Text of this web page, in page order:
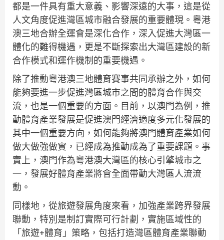
都是一件具有重大意義、影響深遠的大事，這是從
人文角度促進灣區城市融合發展的重要體現。粵港
澳三地合辦全運會是深化合作，深入促進大灣區一
體化的難得機遇，更是不斷探索出大灣區建設的新
合作模式和運作機制的重要機遇。
除了推動粵港澳三地體育賽事共同承辦之外，如何
能夠要進一步促進灣區城市之間的體育合作與交
流，也是一個重要的方面。目前，以澳門為例，推
動體育產業發展是促進澳門經濟適度多元化發展的
其中一個重要方向，如何能夠將澳門體育產業如何
做大做強做實，已經成為推動成為了重要課題。事
實上，澳門作為粵港澳大灣區的核心引擎城市之
一，發展好體育產業將會全面帶動大灣區人流流
動。
同樣地，從旅遊發展角度來看，加強產業跨界發展
聯動，特別是制訂實際可行計劃，實施區域性的
「旅遊+體育」策略，包括打造灣區體育產業聯動